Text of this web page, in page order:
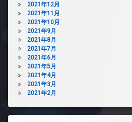
2021年12月
2021年11月
2021年10月
2021年9月
2021年8月
2021年7月
2021年6月
2021年5月
2021年4月
2021年3月
2021年2月